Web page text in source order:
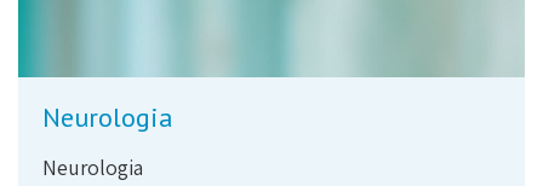
Neurologia
Neurologia